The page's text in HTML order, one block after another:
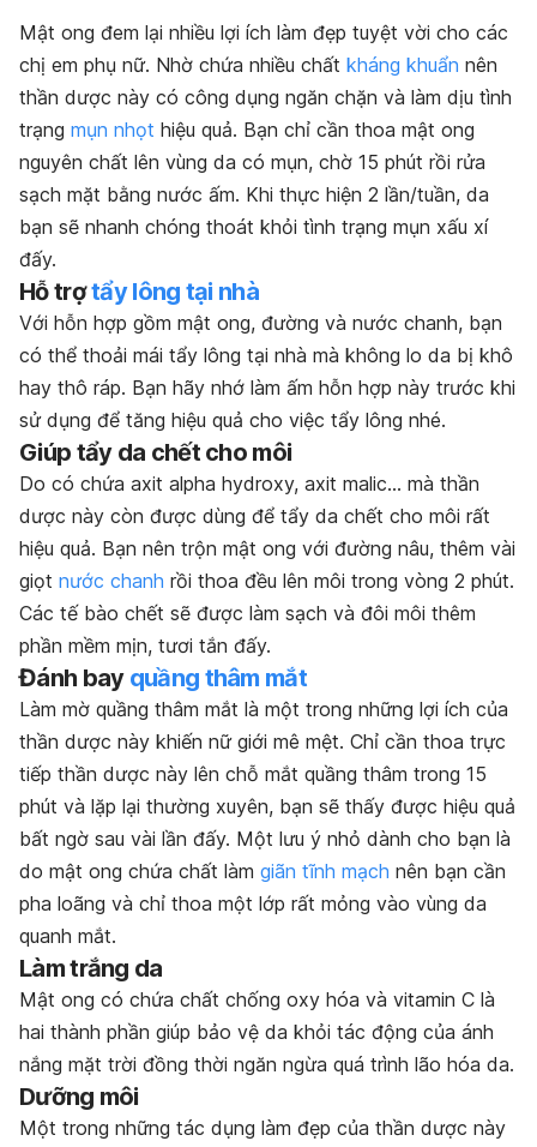
Mật ong đem lại nhiều lợi ích làm đẹp tuyệt vời cho các
chị em phụ nữ. Nhờ chứa nhiều chất kháng khuẩn nên
thần dược này có công dụng ngăn chặn và làm dịu tình
trạng mụn nhọt hiệu quả. Bạn chỉ cần thoa mật ong
nguyên chất lên vùng da có mụn, chờ 15 phút rồi rửa
sạch mặt bằng nước ấm. Khi thực hiện 2 lần/tuần, da
bạn sẽ nhanh chóng thoát khỏi tình trạng mụn xấu xí
đấy.
Hỗ trợtẩy lông tại nhà
Với hỗn hợp gồm mật ong, đường và nước chanh, bạn
có thể thoải mái tẩy lông tại nhà mà không lo da bị khô
hay thô ráp. Bạn hãy nhớ làm ấm hỗn hợp này trước khi
sử dụng để tăng hiệu quả cho việc tẩy lông nhé.
Giúp tẩy da chết cho môi
Do có chứa axit alpha hydroxy, axit malic… mà thần
dược này còn được dùng để tẩy da chết cho môi rất
hiệu quả. Bạn nên trộn mật ong với đường nâu, thêm vài
giọt nước chanh rồi thoa đều lên môi trong vòng 2 phút.
Các tế bào chết sẽ được làm sạch và đôi môi thêm
phần mềm mịn, tươi tắn đấy.
Đánh bay quầng thâm mắt
Làm mờ quầng thâm mắt là một trong những lợi ích của
thần dược này khiến nữ giới mê mệt. Chỉ cần thoa trực
tiếp thần dược này lên chỗ mắt quầng thâm trong 15
phút và lặp lại thường xuyên, bạn sẽ thấy được hiệu quả
bất ngờ sau vài lần đấy. Một lưu ý nhỏ dành cho bạn là
do mật ong chứa chất làm giãn tĩnh mạch nên bạn cần
pha loãng và chỉ thoa một lớp rất mỏng vào vùng da
quanh mắt.
Làm trắng da
Mật ong có chứa chất chống oxy hóa và vitamin C là
hai thành phần giúp bảo vệ da khỏi tác động của ánh
nắng mặt trời đồng thời ngăn ngừa quá trình lão hóa da.
Dưỡng môi
Một trong những tác dụng làm đẹp của thần dược này